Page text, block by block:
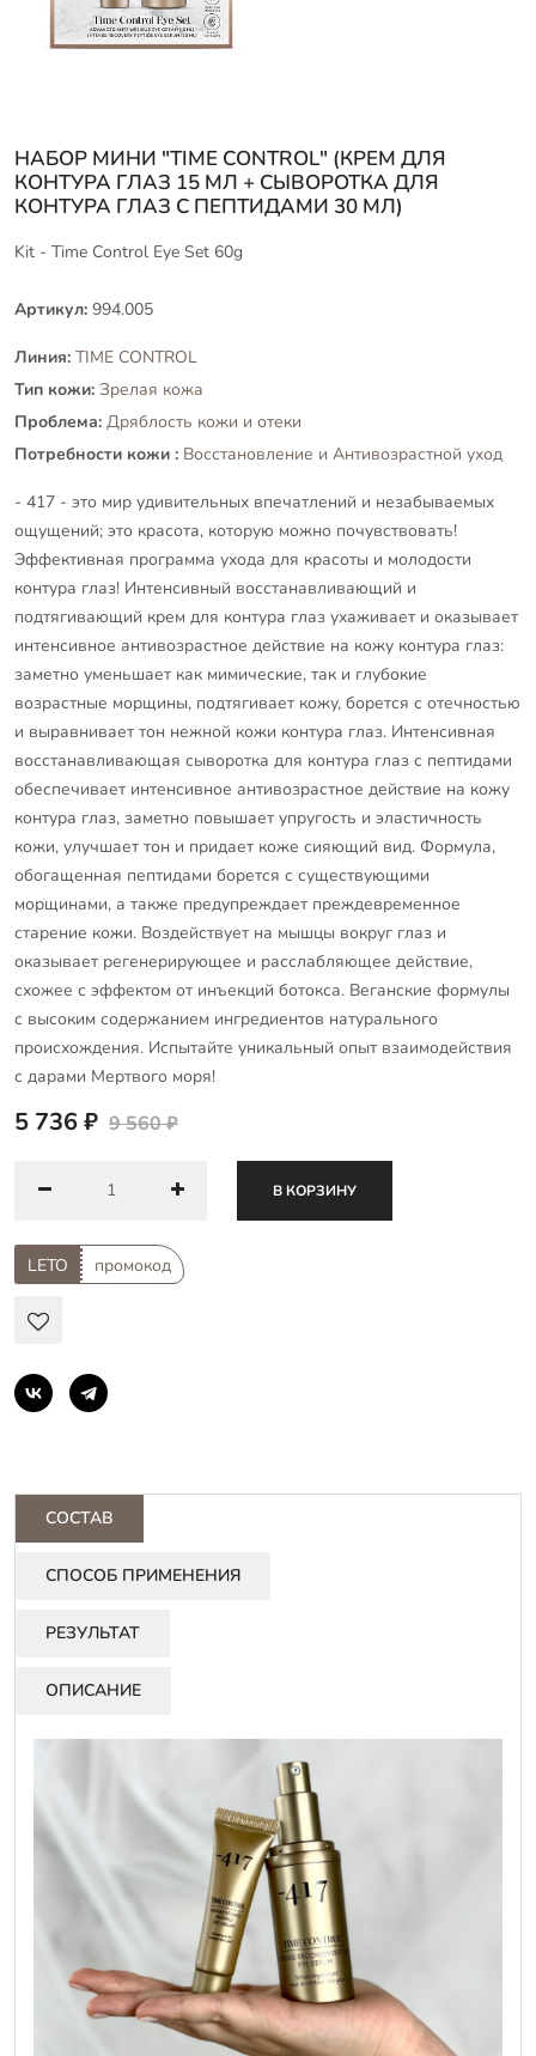
НАБОР МИНИ "TIME CONTROL" (КРЕМ ДЛЯ
КОНТУРА ГЛАЗ 15 МЛ + СЫВОРОТКА ДЛЯ
КОНТУРА ГЛАЗ С ПЕПТИДАМИ 30 МЛ)
Kit - Time Control Eye Set 60g
Артикул: 994.005
Линия: TIME CONTROL
Тип кожи: Зрелая кожа
Проблема: Дряблость кожи и отеки
Потребности кожи : Восстановление и Антивозрастной уход
- 417 - это мир удивительных впечатлений и незабываемых
ощущений; это красота, которую можно почувствовать!
Эффективная программа ухода для красоты и молодости
контура глаз! Интенсивный восстанавливающий и
подтягивающий крем для контура глаз ухаживает и оказывает
интенсивное антивозрастное действие на кожу контура глаз:
заметно уменьшает как мимические, так и глубокие
возрастные морщины, подтягивает кожу, борется с отечностью
и выравнивает тон нежной кожи контура глаз. Интенсивная
восстанавливающая сыворотка для контура глаз с пептидами
обеспечивает интенсивное антивозрастное действие на кожу
контура глаз, заметно повышает упругость и эластичность
кожи, улучшает тон и придает коже сияющий вид. Формула,
обогащенная пептидами борется с существующими
морщинами, а также предупреждает преждевременное
старение кожи. Воздействует на мышцы вокруг глаз и
оказывает регенерирующее и расслабляющее действие,
схожее с эффектом от инъекций ботокса. Веганские формулы
с высоким содержанием ингредиентов натурального
происхождения. Испытайте уникальный опыт взаимодействия
с дарами Мертвого моря!
5 736 ₽ 9 560 ₽
В КОРЗИНУ
LETO промокод
СОСТАВ
СПОСОБ ПРИМЕНЕНИЯ
РЕЗУЛЬТАТ
ОПИСАНИЕ